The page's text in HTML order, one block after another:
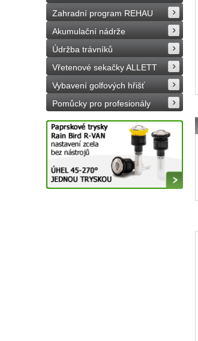
Zahradní program REHAU
Akumulační nádrže
Údržba trávníků
Vřetenové sekačky ALLETT
Vybavení golfových hřišť
Pomůcky pro profesionály